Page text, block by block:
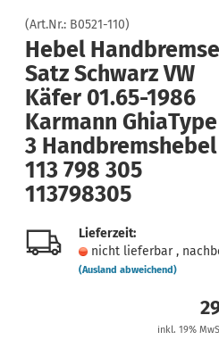
vergessen?
(Art.Nr.: B0521-110)
Hebel Handbremse
Satz Schwarz VW
Käfer 01.65-1986
Karmann GhiaType
3 Handbremshebel
113 798 305
113798305
Lieferzeit:
nicht lieferbar ,
(Ausland abweichend)
inkl. 19%